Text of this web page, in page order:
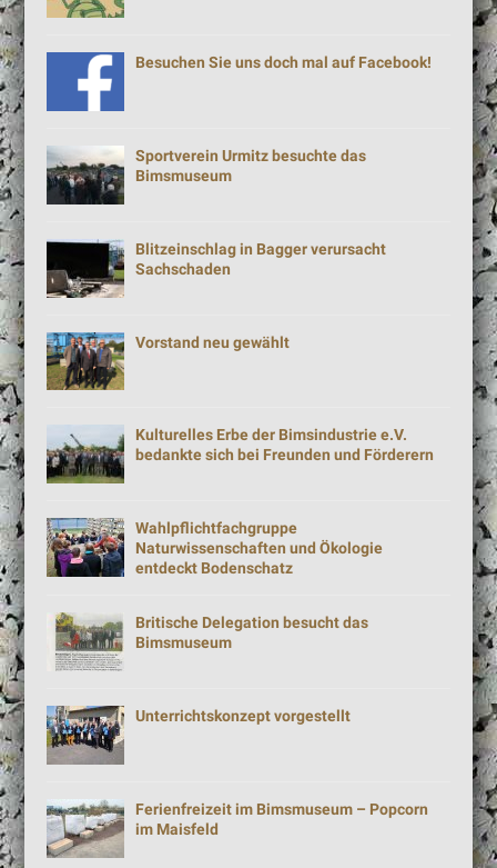
Besuchen Sie uns doch mal auf Facebook!
Sportverein Urmitz besuchte das
Bimsmuseum
Blitzeinschlag in Bagger verursacht
Sachschaden
Vorstand neu gewählt
Kulturelles Erbe der Bimsindustrie e.V.
bedankte sich bei Freunden und Förderern
Wahlpflichtfachgruppe
Naturwissenschaften und Ökologie
entdeckt Bodenschatz
Britische Delegation besucht das
Bimsmuseum
Unterrichtskonzept vorgestellt
Ferienfreizeit im Bimsmuseum – Popcorn
im Maisfeld